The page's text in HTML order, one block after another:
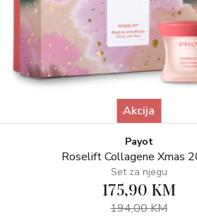
Akcija
Payot
Roselift Collagene Xmas
Set za njegu
175,90 KM
194,00 KM